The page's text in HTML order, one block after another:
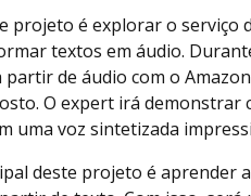
projeto é explorar o serviço
textos em áudio.
de áudio com o
O expert irá demonstrar
uma voz sintetizada
deste projeto é aprender